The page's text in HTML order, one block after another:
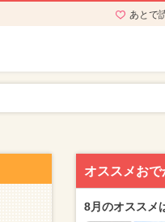
あとで
オススメおで
8月のオススメ